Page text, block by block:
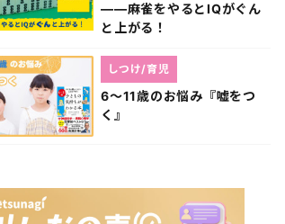
――麻雀をやるとIQがぐん
と上がる！
6～11歳のお悩み『嘘をつ
く』
しつけ/育児